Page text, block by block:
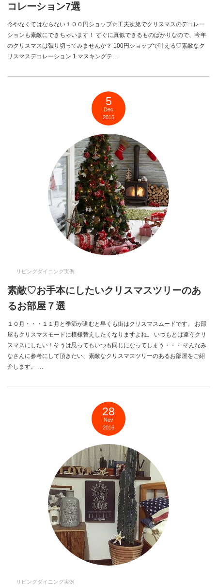
コレーション7選
今やなくてはならない１００円ショップ☆工夫次第でクリスマスのデコレー
ションも素敵にできちゃいます！ すぐに真似できるものばかりなので、今年
のクリスマスは張り切ってみませんか？ 100円ショップで叶える♡素敵なク
リスマスデコレーション 1.マスキングテ…
5
Dec
2016
リビングダイニング実例
素敵♡お手本にしたいクリスマスツリーのあ
るお部屋７選
１０月・・・１１月と季節が進むと早くも街はクリスマスムードです。 お部
屋もクリスマスモードに模様替えしたくなりますよね。 いつもとは違うクリ
スマスにしたい！そうは思ってもいつも同じになってしまう・・・ そんなみ
なさんに参考にして頂きたい、素敵なクリスマスツリーのあるお部屋をご紹
介します。 …
28
Nov
2016
リビングダイニング実例